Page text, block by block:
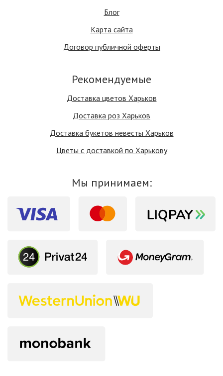
Блог
Карта сайта
Договор публичной оферты
Рекомендуемые
Доставка цветов Харьков
Доставка роз Харьков
Доставка букетов невесты Харьков
Цветы с доставкой по Харькову
Мы принимаем: